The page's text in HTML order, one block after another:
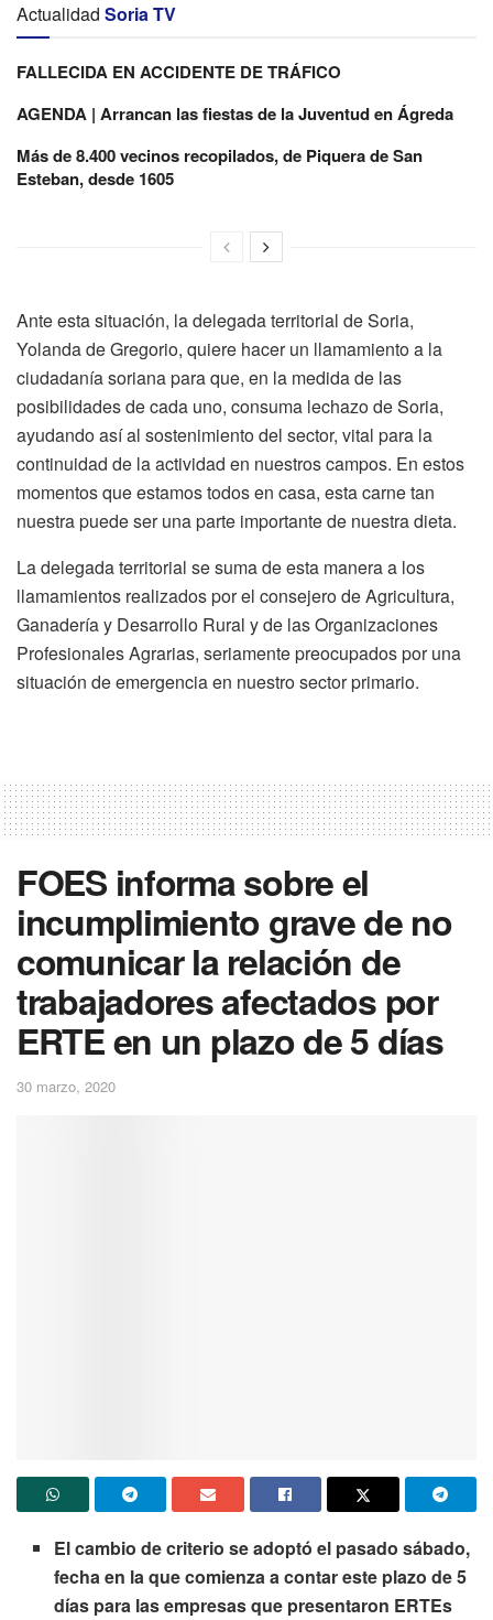
Actualidad Soria TV
FALLECIDA EN ACCIDENTE DE TRÁFICO
AGENDA | Arrancan las fiestas de la Juventud en Ágreda
Más de 8.400 vecinos recopilados, de Piquera de San
Esteban, desde 1605
Ante esta situación, la delegada territorial de Soria,
Yolanda de Gregorio, quiere hacer un llamamiento a la
ciudadanía soriana para que, en la medida de las
posibilidades de cada uno, consuma lechazo de Soria,
ayudando así al sostenimiento del sector, vital para la
continuidad de la actividad en nuestros campos. En estos
momentos que estamos todos en casa, esta carne tan
nuestra puede ser una parte importante de nuestra dieta.
La delegada territorial se suma de esta manera a los
llamamientos realizados por el consejero de Agricultura,
Ganadería y Desarrollo Rural y de las Organizaciones
Profesionales Agrarias, seriamente preocupados por una
situación de emergencia en nuestro sector primario.
FOES informa sobre el
incumplimiento grave de no
comunicar la relación de
trabajadores afectados por
ERTE en un plazo de 5 días
30 marzo, 2020
El cambio de criterio se adoptó el pasado sábado,
fecha en la que comienza a contar este plazo de 5
días para las empresas que presentaron ERTEs